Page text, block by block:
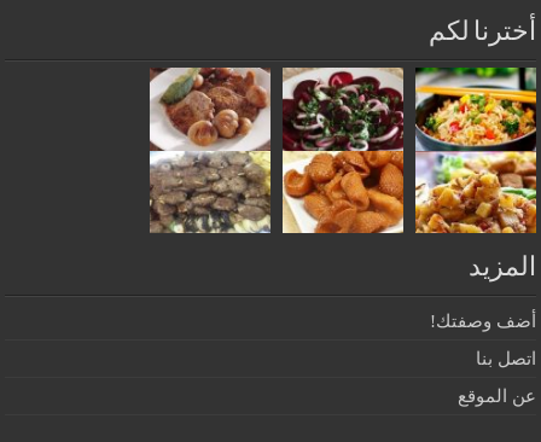
أخترنا لكم
المزيد
أضف وصفتك!
اتصل بنا
عن الموقع